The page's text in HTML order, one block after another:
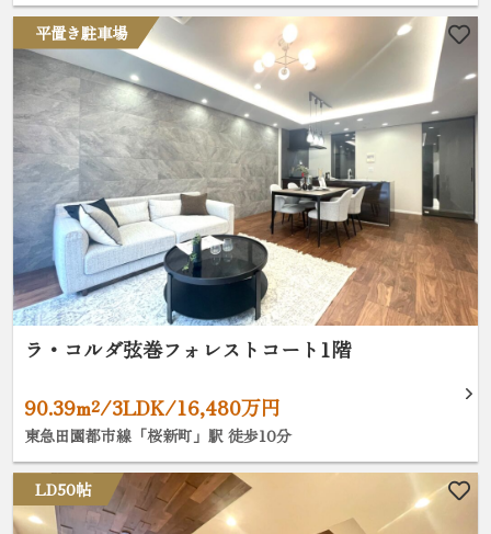
平置き駐車場
ラ・コルダ弦巻フォレストコート1階
90.39m²/3LDK/16,480万円
東急田園都市線「桜新町」駅 徒歩10分
LD50帖